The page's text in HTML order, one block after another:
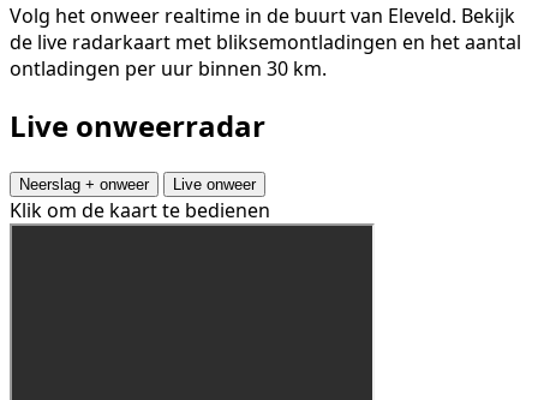
Volg het onweer realtime in de buurt van Eleveld. Bekijk
de live radarkaart met bliksemontladingen en het aantal
ontladingen per uur binnen 30 km.
Live onweerradar
Neerslag + onweer Live onweer
Klik om de kaart te bedienen